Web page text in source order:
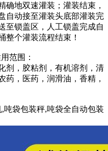
确地双速灌装；灌装结束，
自动接至灌装头底部灌装完
至锁盖区，人工锁盖完成自
整个灌装流程结束！
范围：
剂，胶粘剂，有机溶剂，清
药，医药，润滑油，香精，